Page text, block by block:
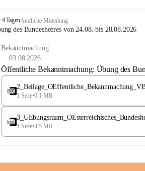
TagenAmtliche Mitteilung
des Bundesheeres von 24.08. bis 28.08.2026
Bekanntmachung
03.08.2026
Öffentliche Bekanntmachung: Übung des
1 Seite•0,1 MB
1 Seite•3,5 MB